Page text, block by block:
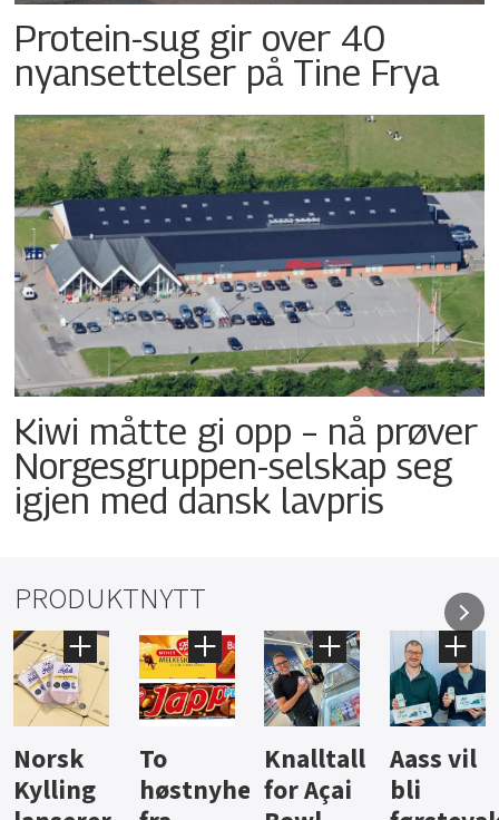
Protein-sug gir over 40
nyansettelser på Tine Frya
Kiwi måtte gi opp – nå prøver
Norgesgruppen-selskap seg
igjen med dansk lavpris
PRODUKTNYTT
Knalltall
for Açai
Aass vil
bli
Brus og
jus fra
Hard
iste fra